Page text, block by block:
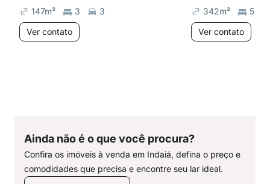
147m² 3
3
Ver contato
342m²
5
Ver contato
Ainda não é o que você procura?
Confira os imóveis à venda em Indaiá, defina o preço e
comodidades que precisa e encontre seu lar ideal.